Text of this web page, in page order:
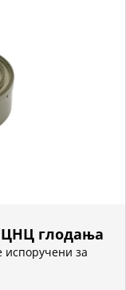
ЦНЦ глодања
за